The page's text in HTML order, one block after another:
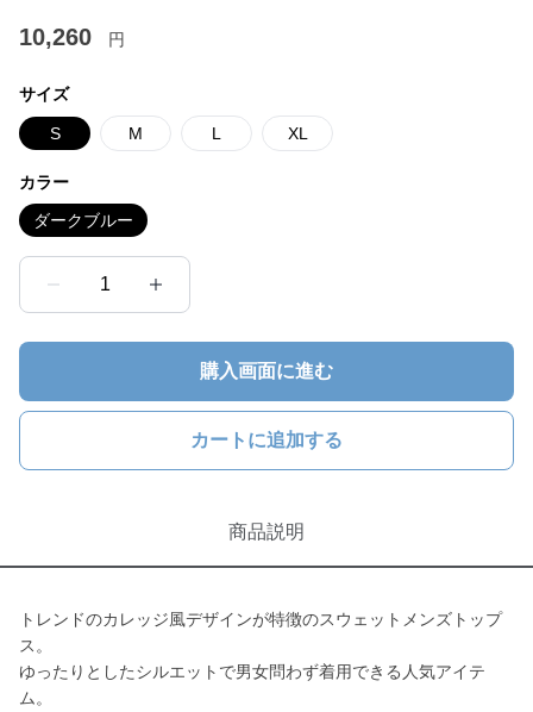
10,260 円
サイズ
S M L XL
カラー
ダークブルー
1
購入画面に進む
カートに追加する
商品説明
トレンドのカレッジ風デザインが特徴のスウェットメンズトップ
ス。
ゆったりとしたシルエットで男女問わず着用できる人気アイテ
ム。